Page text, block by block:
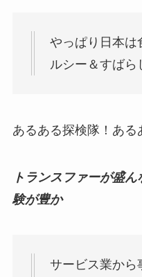
やっぱり日本は
ルシー＆すばら
あるある探検隊！ある
トランスファーが盛
験が豊か
サービス業から